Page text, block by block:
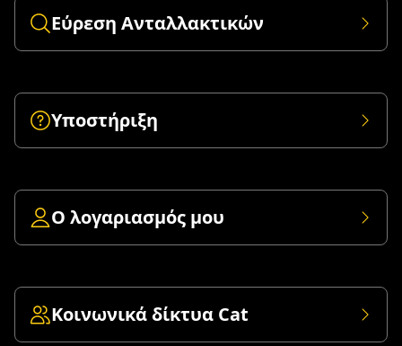
Εύρεση Ανταλλακτικών
Υποστήριξη
Ο λογαριασμός μου
Κοινωνικά δίκτυα Cat